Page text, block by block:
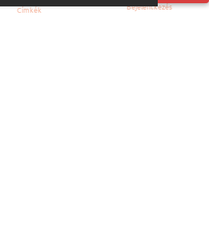
Címkék Bejelentkezés